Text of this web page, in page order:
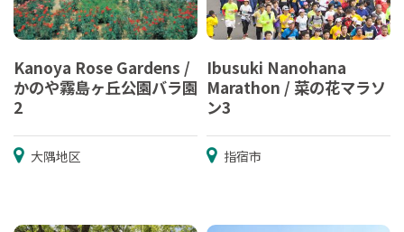
Kanoya Rose Gardens /
かのや霧島ヶ丘公園バラ園
2
大隅地区
Ibusuki Nanohana
Marathon / 菜の花マラソ
ン3
指宿市